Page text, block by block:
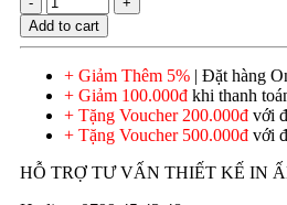
Add to cart
+ Giảm Thêm 5% | Đặt hàng
+ Giảm 100.000đ khi thanh
+ Tặng Voucher 200.000đ với
+ Tặng Voucher 500.000đ với
HỖ TRỢ TƯ VẤN THIẾT KẾ IN